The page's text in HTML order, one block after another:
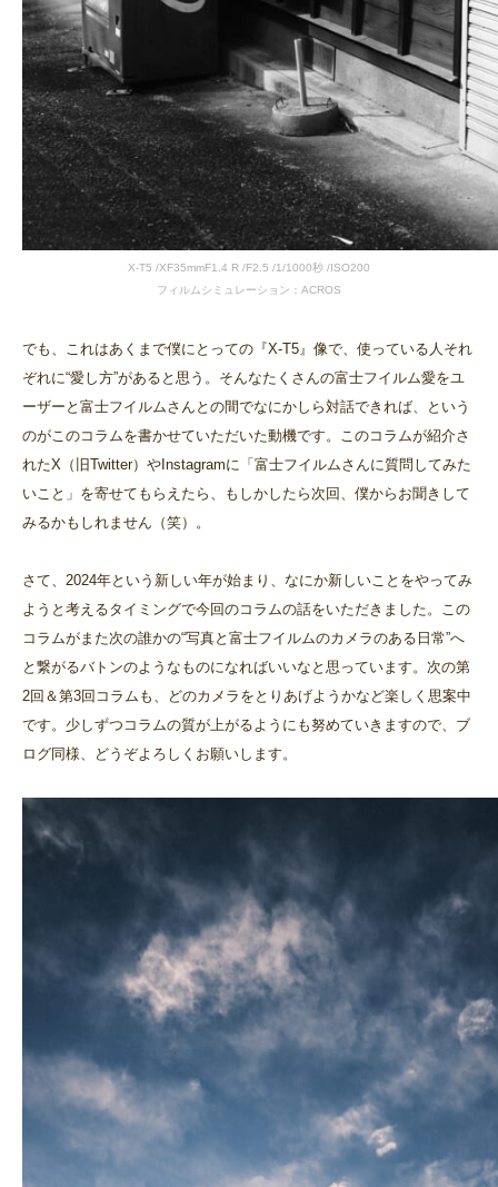
X-T5 /XF35mmF1.4 R /F2.5 /1/1000秒 /ISO200
フィルムシミュレーション：ACROS
でも、これはあくまで僕にとっての『X-T5』像で、使っている人それ
ぞれに“愛し方”があると思う。そんなたくさんの富士フイルム愛をユ
ーザーと富士フイルムさんとの間でなにかしら対話できれば、という
のがこのコラムを書かせていただいた動機です。このコラムが紹介さ
れたX（旧Twitter）やInstagramに「富士フイルムさんに質問してみた
いこと」を寄せてもらえたら、もしかしたら次回、僕からお聞きして
みるかもしれません（笑）。
さて、2024年という新しい年が始まり、なにか新しいことをやってみ
ようと考えるタイミングで今回のコラムの話をいただきました。この
コラムがまた次の誰かの“写真と富士フイルムのカメラのある日常”へ
と繋がるバトンのようなものになればいいなと思っています。次の第
2回＆第3回コラムも、どのカメラをとりあげようかなど楽しく思案中
です。少しずつコラムの質が上がるようにも努めていきますので、ブ
ログ同様、どうぞよろしくお願いします。